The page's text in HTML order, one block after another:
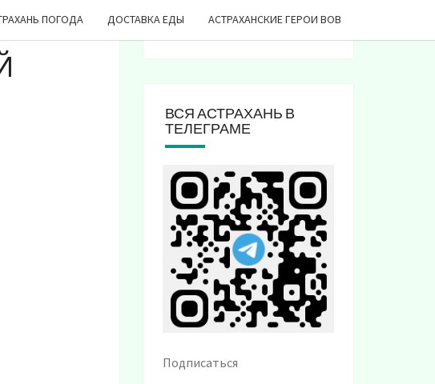
ПОГОДА ДОСТАВКА ЕДЫ АСТРАХАНСКИЕ ГЕРОИ ВОВ
ВСЯ АСТРАХАНЬ В
ТЕЛЕГРАМЕ
Подписаться